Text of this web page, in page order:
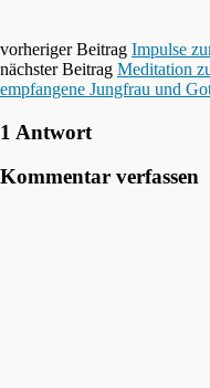
vorheriger Beitrag Impulse
nächster Beitrag Meditation
empfangene Jungfrau und
1 Antwort
Kommentar verfassen